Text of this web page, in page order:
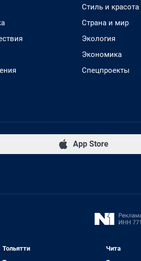
Стиль и красота
Страна и мир
Экология
Экономика
Спецпроекты
App Store
Тольятти
Чита